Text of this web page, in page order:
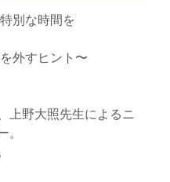
別な時間を
を外すヒント〜
上野大照先生によるニ
。